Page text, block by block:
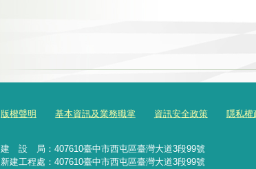
版權聲明 基本資訊及業務職掌 資訊安全政策 隱私權
建 設 局： 407610臺中市西屯區臺灣大道3段99號
新建工程處：407610臺中市西屯區臺灣大道3段99號